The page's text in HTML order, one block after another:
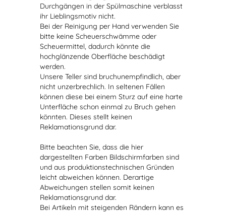
Durchgängen in der Spülmaschine verblasst
ihr Lieblingsmotiv nicht.
Bei der Reinigung per Hand verwenden Sie
bitte keine Scheuerschwämme oder
Scheuermittel, dadurch könnte die
hochglänzende Oberfläche beschädigt
werden.
Unsere Teller sind bruchunempfindlich, aber
nicht unzerbrechlich. In seltenen Fällen
können diese bei einem Sturz auf eine harte
Unterfläche schon einmal zu Bruch gehen
könnten. Dieses stellt keinen
Reklamationsgrund dar.
Bitte beachten Sie, dass die hier
dargestellten Farben Bildschirmfarben sind
und aus produktionstechnischen Gründen
leicht abweichen können. Derartige
Abweichungen stellen somit keinen
Reklamationsgrund dar.
Bei Artikeln mit steigenden Rändern kann es